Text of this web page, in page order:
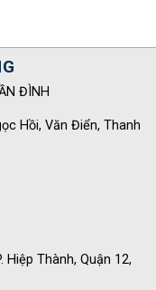
ĐÌNH
Hồi, Văn Điển, Thanh
Hiệp Thành, Quận 12,